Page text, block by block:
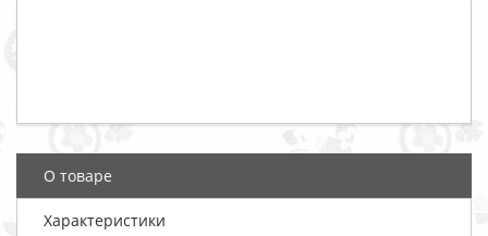
О товаре
Характеристики